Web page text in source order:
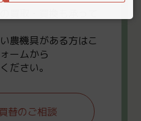
農機具がある方はこ
ームから
ださい。
替のご相談